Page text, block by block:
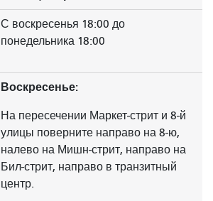
С воскресенья 18:00 до
понедельника 18:00
Воскресенье:
На пересечении Маркет-стрит и 8-й
улицы поверните направо на 8-ю,
налево на Мишн-стрит, направо на
Бил-стрит, направо в транзитный
центр.